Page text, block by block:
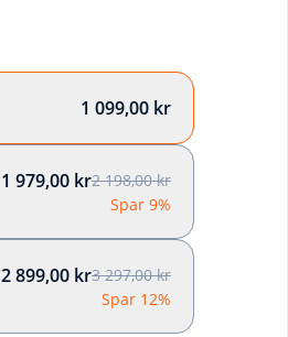
1 099,00 kr
1 979,00 kr2 198,00 kr
Spar 9%
2 899,00 kr3 297,00 kr
Spar 12%